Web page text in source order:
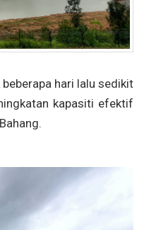
hari lalu sedikit
kapasiti efektif